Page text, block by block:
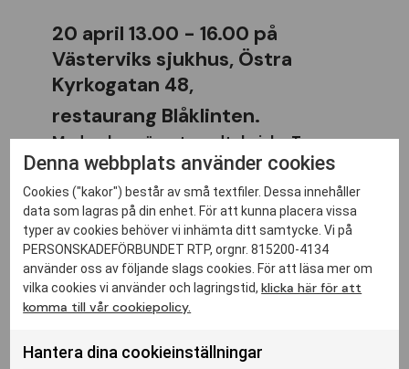
20 april 13.00 - 16.00 på
Västerviks sjukhus, Östra
Kyrkogatan 48,
restaurang Blåklinten.
Medverkar gör ortopedtekniska Team
Olmedmed olika hjälpmedel
Diana Johansson Hjärt och Lung
Hjärt-och Lungräddning.
Vi bjuder på enkel fika.
Tänk på allergi ingen parfym.
Anmälan: senast 11 april 2022 till
Ordförande
Christina Karlssonkalmar@rtp.se
Denna webbplats använder cookies
Cookies ("kakor") består av små textfiler. Dessa innehåller
data som lagras på din enhet. För att kunna placera vissa
typer av cookies behöver vi inhämta ditt samtycke. Vi på
PERSONSKADEFÖRBUNDET RTP, orgnr. 815200-4134
använder oss av följande slags cookies. För att läsa mer om
vilka cookies vi använder och lagringstid,klicka här för att
komma till vår cookiepolicy.
Hantera dina cookieinställningar